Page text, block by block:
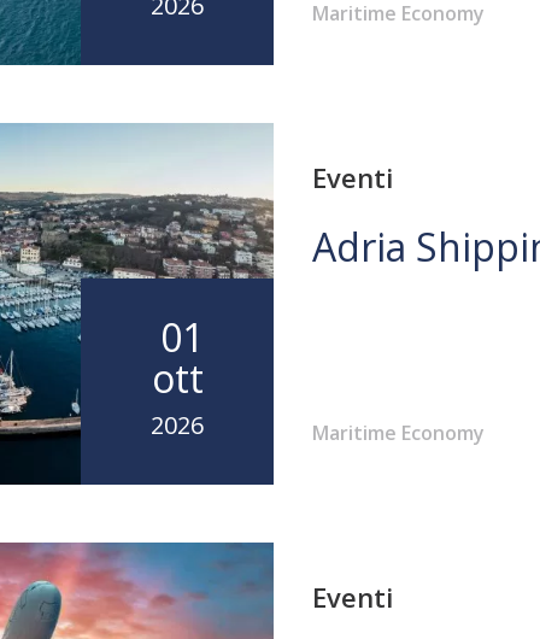
Maritime Economy
01
ott
2026
Eventi
Adria
Maritime Economy
Eventi